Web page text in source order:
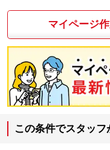
マイページ
この条件でスタッ